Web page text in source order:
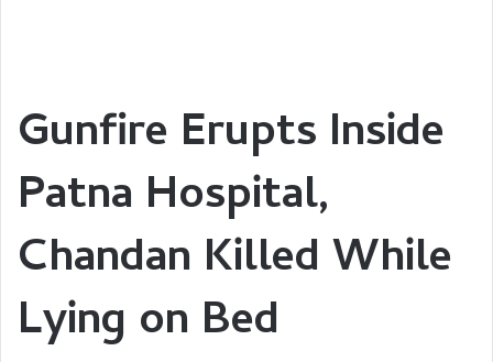
Gunfire Erupts Inside
Patna Hospital,
Chandan Killed While
Lying on Bed